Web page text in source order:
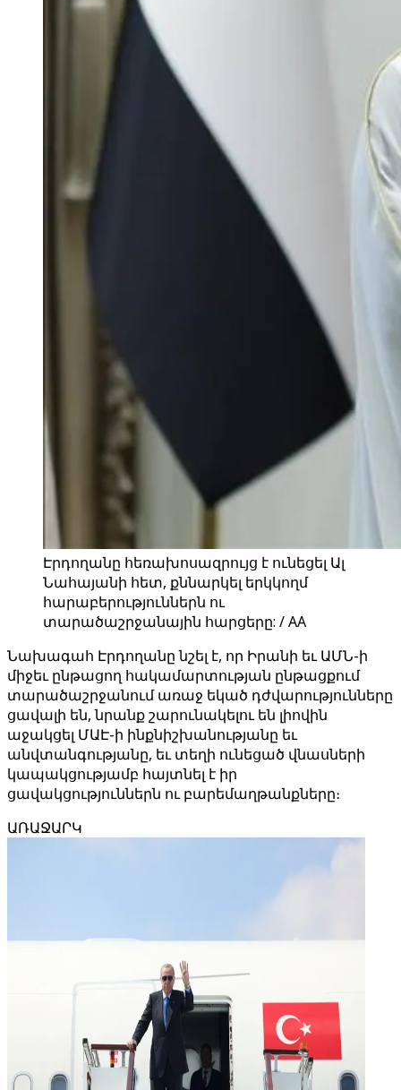
Էրդողանը հեռախոսազրույց է ունեցել Ալ
Նահայանի հետ, քննարկել երկկողմ
հարաբերություններն ու
տարածաշրջանային հարցերը: / AA
Նախագահ Էրդողանը նշել է, որ Իրանի եւ ԱՄՆ-ի
միջեւ ընթացող հակամարտության ընթացքում
տարածաշրջանում առաջ եկած դժվարությունները
ցավալի են, նրանք շարունակելու են լիովին
աջակցել ՄԱԷ-ի ինքնիշխանությանը եւ
անվտանգությանը, եւ տեղի ունեցած վնասների
կապակցությամբ հայտնել է իր
ցավակցություններն ու բարեմաղթանքները։
ԱՌԱՋԱՐԿ